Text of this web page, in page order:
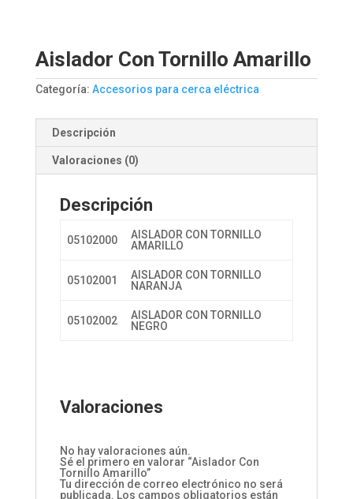
Aislador Con Tornillo Amarillo
Categoría: Accesorios para cerca eléctrica
Descripción
Valoraciones (0)
Descripción
05102000
AISLADOR CON TORNILLO
AMARILLO
05102001
AISLADOR CON TORNILLO
NARANJA
05102002
AISLADOR CON TORNILLO
NEGRO
Valoraciones
No hay valoraciones aún.
Sé el primero en valorar “Aislador Con
Tornillo Amarillo”
Tu dirección de correo electrónico no será
publicada. Los campos obligatorios están